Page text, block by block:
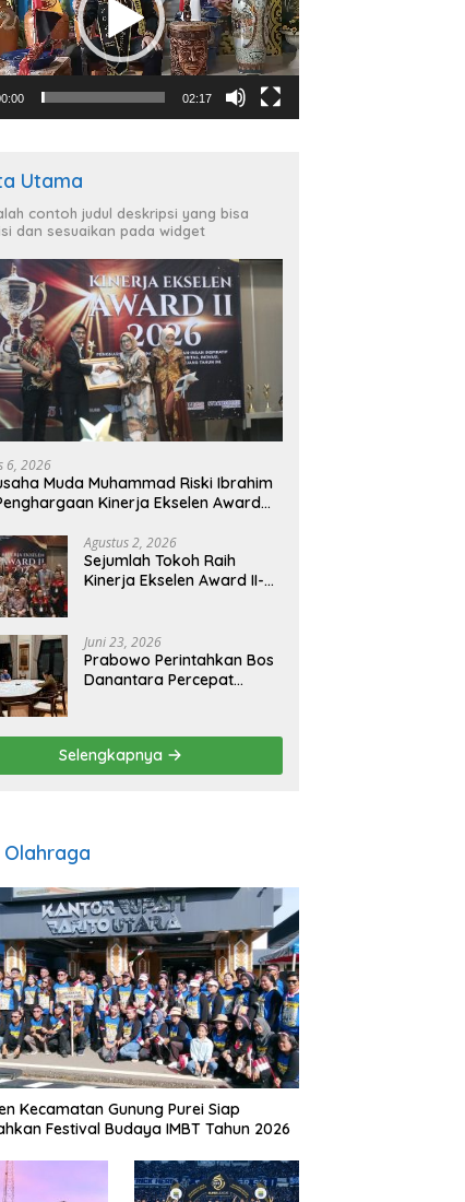
02:17
Utama
contoh judul deskripsi yang bisa
dan sesuaikan pada widget
6, 2026
Muda Muhammad Riski Ibrahim
Kinerja Ekselen Award
Agustus 2, 2026
Sejumlah Tokoh Raih
Kinerja Ekselen Award II-
Juni 23, 2026
Prabowo Perintahkan Bos
Danantara Percepat
Ekonomi Baru
Selengkapnya
Kecamatan Gunung Purei Siap
Festival Budaya IMBT Tahun 2026